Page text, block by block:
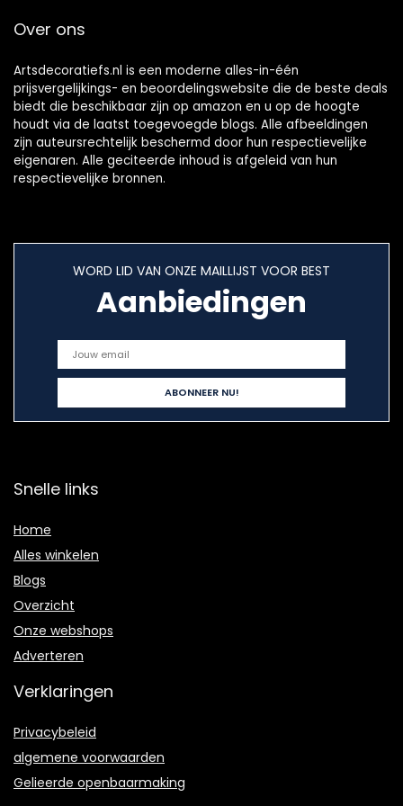
Over ons
Artsdecoratiefs.nl is een moderne alles-in-één
prijsvergelijkings- en beoordelingswebsite die de beste deals
biedt die beschikbaar zijn op amazon en u op de hoogte
houdt via de laatst toegevoegde blogs. Alle afbeeldingen
zijn auteursrechtelijk beschermd door hun respectievelijke
eigenaren. Alle geciteerde inhoud is afgeleid van hun
respectievelijke bronnen.
WORD LID VAN ONZE MAILLIJST VOOR BEST
Aanbiedingen
Snelle links
Home
Alles winkelen
Blogs
Overzicht
Onze webshops
Adverteren
Verklaringen
Privacybeleid
algemene voorwaarden
Gelieerde openbaarmaking